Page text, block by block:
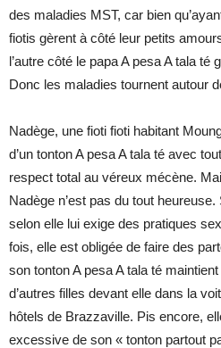
des maladies MST, car bien
fiotis gèrent à côté leur petits
l’autre côté le papa A pesa A tala
Donc les maladies tournent autour
Nadège, une fioti fioti habitant
d’un tonton A pesa A tala té avec
respect total au véreux mécène.
Nadège n’est pas du tout
selon elle lui exige des pratiques
fois, elle est obligée de faire des
son tonton A pesa A tala té
d’autres filles devant elle dans la
hôtels de Brazzaville. Pis encore,
excessive de son « tonton partout